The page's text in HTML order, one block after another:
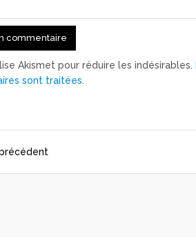
Akismet pour réduire les indésirables.
sont traitées.